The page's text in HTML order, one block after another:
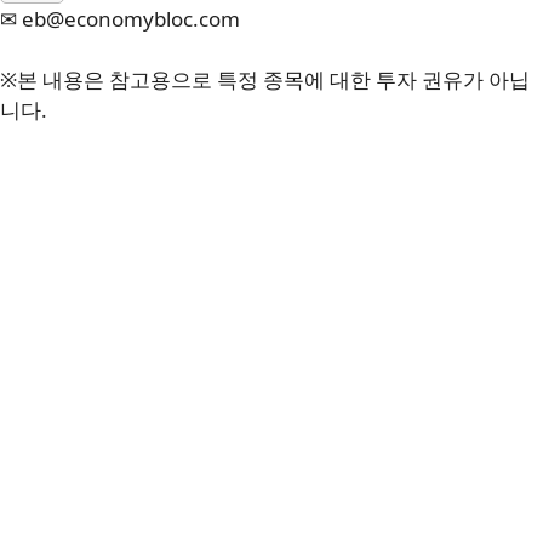
✉ eb@economybloc.com
※본 내용은 참고용으로 특정 종목에 대한 투자 권유가 아닙
니다.